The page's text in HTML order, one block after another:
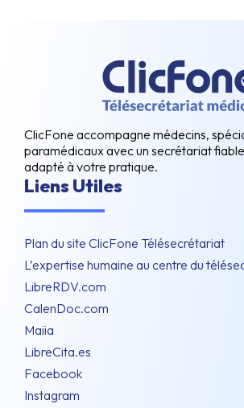
ClicFone accompagne médecins,
paramédicaux avec un secrétariat
adapté à votre pratique.
Liens Utiles
Plan du site ClicFone Télésecrétariat
L’expertise humaine au centre du
LibreRDV.com
CalenDoc.com
Maiia
LibreCita.es
Facebook
Instagram